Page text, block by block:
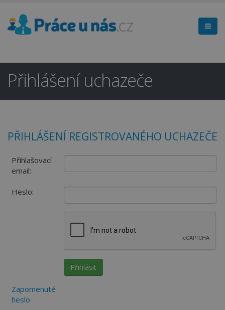
Přihlášení uchazeče
PŘIHLÁŠENÍ REGISTROVANÉHO UCHAZEČE
Přihlašovací
email:
Heslo:
Zapomenuté
heslo